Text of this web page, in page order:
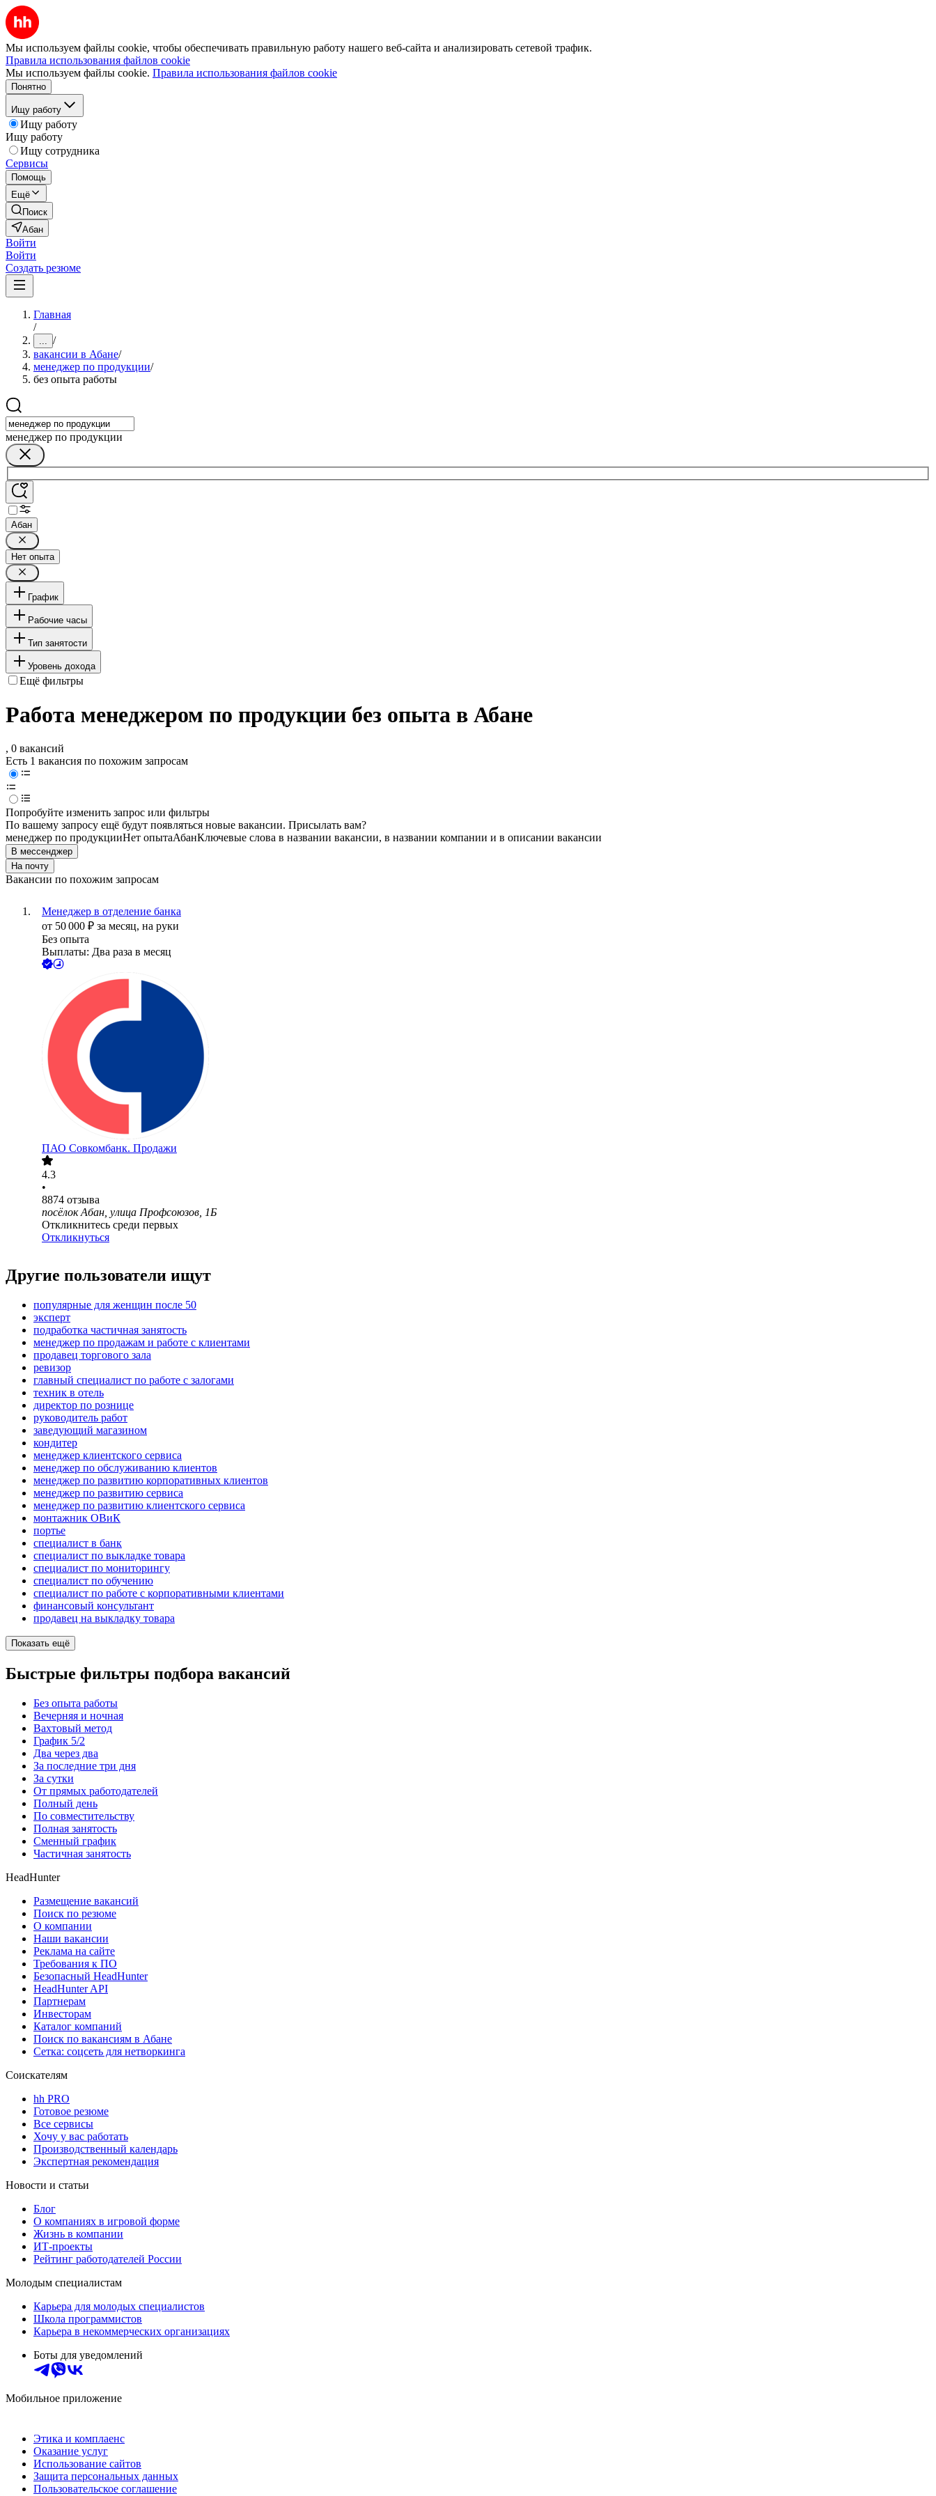
Мы используем файлы cookie, чтобы обеспечивать правильную работу нашего веб-сайта и анализировать сетевой трафик.
Правила использования файлов cookie
Мы используем файлы cookie. Правила использования файлов cookie
Понятно
Ищу работу
Ищу работу
Ищу работу
Ищу сотрудника
Сервисы
Помощь
Ещё
Поиск
Абан
Войти
Войти
Создать резюме
Главная
/
... /
вакансии в Абане/
менеджер по продукции/
без опыта работы
менеджер по продукции
Абан
Нет опыта
График
Рабочие часы
Тип занятости
Уровень дохода
Ещё фильтры
Работа менеджером по продукции без опыта в Абане
, 0 вакансий
Есть 1 вакансия по похожим запросам
Попробуйте изменить запрос или фильтры
По вашему запросу ещё будут появляться новые вакансии. Присылать вам?
менеджер по продукцииНет опытаАбанКлючевые слова в названии вакансии, в названии компании и в описании вакансии
В мессенджер
На почту
Вакансии по похожим запросам
Менеджер в отделение банка
от 50 000 ₽ за месяц, на руки
Без опыта
Выплаты: Два раза в месяц
ПАО Совкомбанк. Продажи
4.3
•
8874 отзыва
посёлок Абан, улица Профсоюзов, 1Б
Откликнитесь среди первых
Откликнуться
Другие пользователи ищут
популярные для женщин после 50
эксперт
подработка частичная занятость
менеджер по продажам и работе с клиентами
продавец торгового зала
ревизор
главный специалист по работе с залогами
техник в отель
директор по рознице
руководитель работ
заведующий магазином
кондитер
менеджер клиентского сервиса
менеджер по обслуживанию клиентов
менеджер по развитию корпоративных клиентов
менеджер по развитию сервиса
менеджер по развитию клиентского сервиса
монтажник ОВиК
портье
специалист в банк
специалист по выкладке товара
специалист по мониторингу
специалист по обучению
специалист по работе с корпоративными клиентами
финансовый консультант
продавец на выкладку товара
Показать ещё
Быстрые фильтры подбора вакансий
Без опыта работы
Вечерняя и ночная
Вахтовый метод
График 5/2
Два через два
За последние три дня
За сутки
От прямых работодателей
Полный день
По совместительству
Полная занятость
Сменный график
Частичная занятость
HeadHunter
Размещение вакансий
Поиск по резюме
О компании
Наши вакансии
Реклама на сайте
Требования к ПО
Безопасный HeadHunter
HeadHunter API
Партнерам
Инвесторам
Каталог компаний
Поиск по вакансиям в Абане
Сетка: соцсеть для нетворкинга
Соискателям
hh PRO
Готовое резюме
Все сервисы
Хочу у вас работать
Производственный календарь
Экспертная рекомендация
Новости и статьи
Блог
О компаниях в игровой форме
Жизнь в компании
ИТ-проекты
Рейтинг работодателей России
Молодым специалистам
Карьера для молодых специалистов
Школа программистов
Карьера в некоммерческих организациях
Боты для уведомлений
Мобильное приложение
Этика и комплаенс
Оказание услуг
Использование сайтов
Защита персональных данных
Пользовательское соглашение